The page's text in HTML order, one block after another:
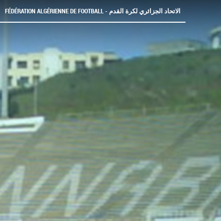
FÉDÉRATION ALGÉRIENNE DE FOOTBALL - الاتحاد الجزائري لكرة القدم